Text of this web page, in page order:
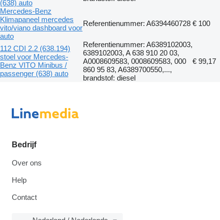
(638) auto
Mercedes-Benz
Klimapaneel mercedes
vito/viano dashboard voor
auto
Referentienummer: A6394460728 € 100
112 CDI 2.2 (638.194)
stoel voor Mercedes-
Benz VITO Minibus /
passenger (638) auto
Referentienummer: A6389102003,
6389102003, A 638 910 20 03,
A0008609583, 0008609583, 000
860 95 83, A6389700550,...,
brandstof: diesel
€ 99,17
Bedrijf
Over ons
Help
Contact